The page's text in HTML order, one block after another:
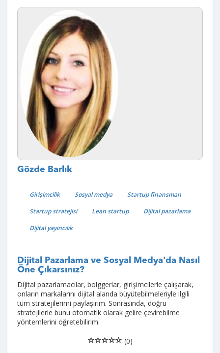
Gözde Barlık
Girişimcilik Sosyal medya
Startup finansman
Startup stratejisi
Lean startup
Dijital pazarlama
Dijital yayıncılık
Dijital Pazarlama ve Sosyal Medya'da Nasıl
Öne Çıkarsınız?
Dijital pazarlamacılar, bolggerlar, girişimcilerle çalışarak,
onların markalarını dijital alanda büyütebilmeleriyle ilgili
tüm stratejilerimi paylaşırım. Sonrasında, doğru
stratejilerle bunu otomatik olarak gelire çevirebilme
yöntemlerini öğretebilirim.
(0)